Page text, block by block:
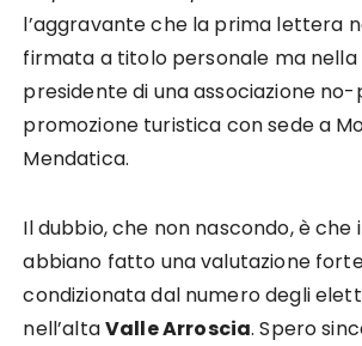
l’aggravante che la prima lettera
firmata a titolo personale ma nella
presidente di una associazione
promozione turistica con sede a
Mendatica.
Il dubbio, che non nascondo, è che
abbiano fatto una valutazione
condizionata dal numero degli
nell’altaValle Arroscia. Spero